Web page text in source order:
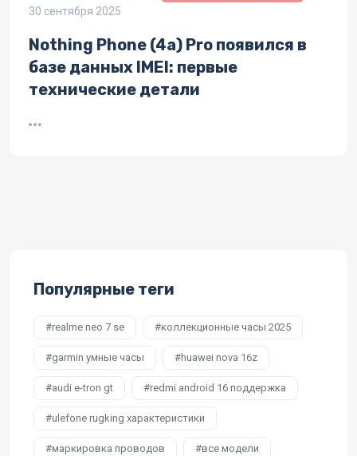
30 сентября 2025
Nothing Phone (4a) Pro появился в
базе данных IMEI: первые
технические детали
Популярные теги
realme neo 7 se коллекционные часы 2025
garmin умные часы huawei nova 16z
audi e-tron gt redmi android 16 поддержка
ulefone rugking характеристики
маркировка проводов все модели